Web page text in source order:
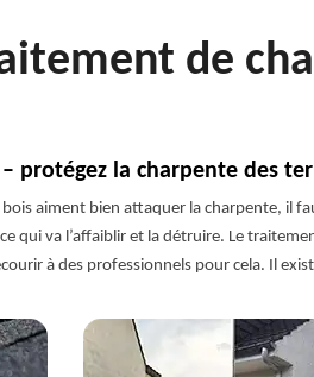
de
protégez la charpente des
bois aiment bien attaquer la charpente, il
qui va l’affaiblir et la détruire. Le
à des professionnels pour cela. Il